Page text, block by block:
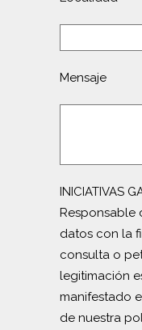
Mensaje
INICIATIVAS
Responsable
datos con la
consulta o
legitimación
manifestado
de nuestra